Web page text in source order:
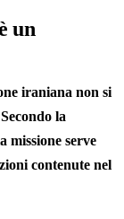
un
iraniana non si
la
missione serve
contenute nel